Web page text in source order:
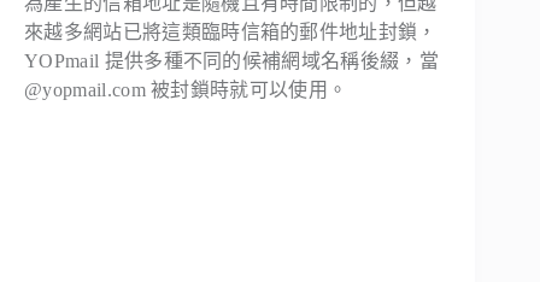
來越多網站已將這類臨時信箱的郵件地址封鎖，
YOPmail 提供多種不同的候補網域名稱後綴，當
@yopmail.com被封鎖時就可以使用。